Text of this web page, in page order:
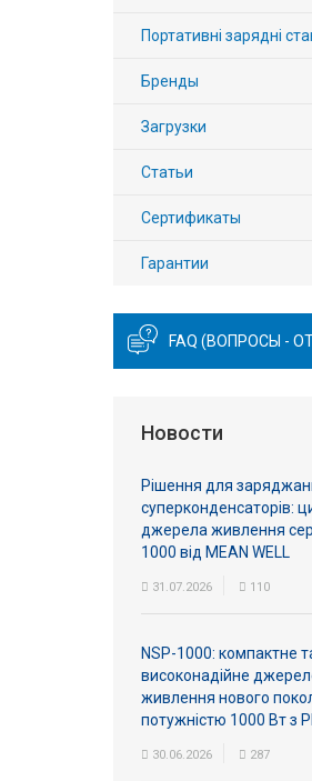
Вакансии
Производители
Контакты
Доставка
поддержка
Портативні зарядні
Бренды
Загрузки
Статьи
Сертификаты
Гарантии
FAQ (ВОПРОСЫ -
Новости
Рішення для
суперконденсаторів:
джерела живлення
1000 від MEAN WELL
31.07.2026 110
NSP-1000: компактне
високонадійне
живлення нового
потужністю 1000 Вт з
30.06.2026 287